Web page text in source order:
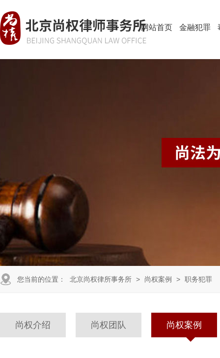
网站首页 金融犯罪
您当前的位置： 北京尚权律所事务所 > 尚权案例 > 职务犯罪
尚权介绍 尚权团队 尚权案例